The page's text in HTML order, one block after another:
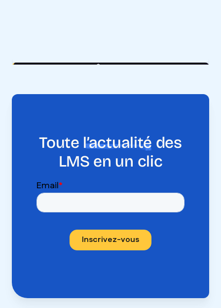
Toute l’actualité des
LMS en un clic